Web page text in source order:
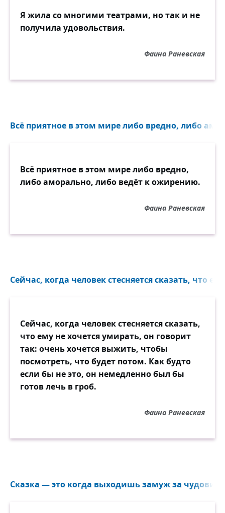
Я жила со многими театрами, но так и не
получила удовольствия.
Фаина Раневская
Всё приятное в этом мире либо вредно, либо
Всё приятное в этом мире либо вредно,
либо аморально, либо ведёт к ожирению.
Фаина Раневская
Сейчас, когда человек стесняется сказать, что
Сейчас, когда человек стесняется сказать,
что ему не хочется умирать, он говорит
так: очень хочется выжить, чтобы
посмотреть, что будет потом. Как будто
если бы не это, он немедленно был бы
готов лечь в гроб.
Фаина Раневская
Сказка — это когда выходишь замуж за